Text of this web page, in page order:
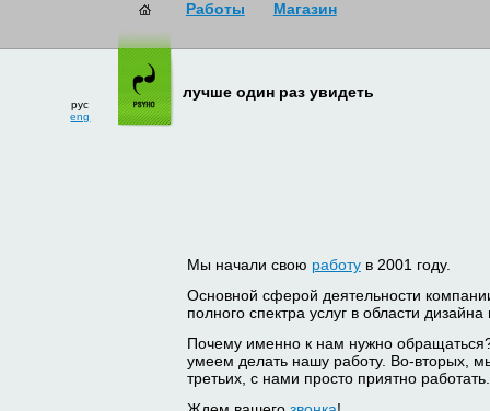
лучше один раз увидеть
Мы начали свою работув 2001 году.
Основной сферой деятельности
полного спектра услуг в области
Почему именно к нам нужно
умеем делать нашу работу. Во-вторых,
третьих, с нами просто приятно работать.